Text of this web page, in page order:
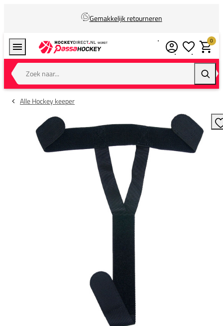
Gemakkelijk retourneren
Zoek naar...
0
Alle Hockey keeper